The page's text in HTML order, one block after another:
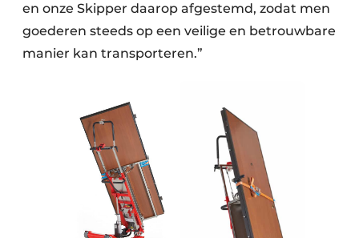
en onze Skipper daarop afgestemd, zodat men
goederen steeds op een veilige en betrouwbare
manier kan transporteren.”